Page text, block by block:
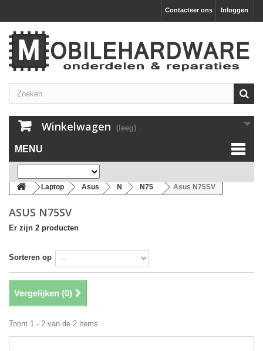
Inloggen
Contacteer ons
Winkelwagen (leeg)
MENU
Laptop Asus N N75 Asus N75SV
ASUS N75SV
Er zijn 2 producten
Sorteren op
Vergelijken (0)
Toont 1 - 2 van de 2 items